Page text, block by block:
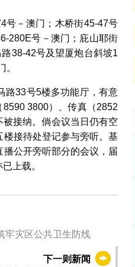
号－澳门；木桥街45-47号
280E号－澳门；庇山耶街
38-42号及望厦炮台斜坡1
路33号5楼多功能厅，有意
3800）、传真（2852
接纳。倘会议当日仍有空
接待处登记参与旁听。基
公开旁听部分的会议，届
上载。
际应急医疗队（澳门）出席缅甸地震救灾协调会 致力深化国际救援合作 筑牢灾区公共卫生防线
下一则新闻